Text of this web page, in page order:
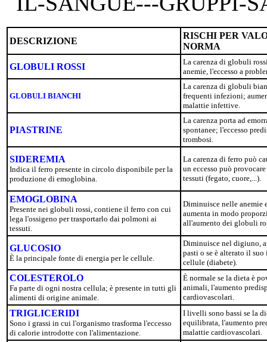
DESCRIZIONE
RISCHI PER
NORMA
GLOBULI ROSSI
La carenza di globuli
anemie, l'eccesso a
GLOBULI BIANCHI
La carenza di globuli
frequenti infezioni;
malattie infettive.
PIASTRINE
La carenza porta ad
spontanee; l'eccesso
trombosi.
SIDEREMIA
Indica il ferro presente in circolo disponibile per la
produzione di emoglobina.
La carenza di ferro può
un eccesso può
tessuti (fegato, cuore,...).
EMOGLOBINA
Presente nei globuli rossi, contiene il ferro con cui
lega l'ossigeno per trasportarlo dai polmoni ai
tessuti.
Diminuisce nelle anemie
aumenta in modo
all'aumento dei globuli
GLUCOSIO
È la principale fonte di energia per le cellule.
Diminuisce nel digiuno,
pasti o se è alterato il suo
cellule (diabete).
COLESTEROLO
Fa parte di ogni nostra cellula; è presente in tutti gli
alimenti di origine animale.
È normale se la dieta è
animali, l'aumento
cardiovascolari.
TRIGLICERIDI
Sono i grassi in cui l'organismo trasforma l'eccesso
di calorie introdotte con l'alimentazione.
I livelli sono bassi se la
equilibrata, l'aumento
malattie cardiovascolari.